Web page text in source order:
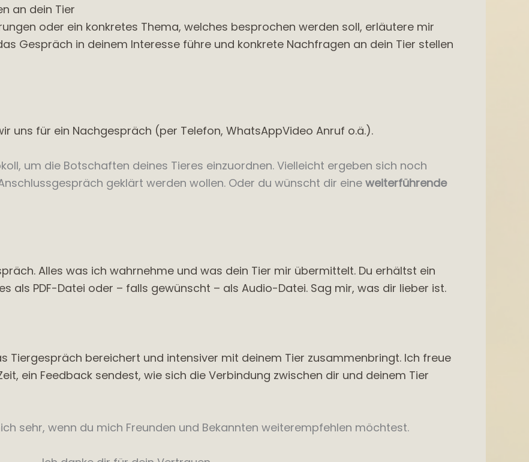
an dein Tier
oder ein konkretes Thema, welches besprochen werden soll, erläutere mir
Gespräch in deinem Interesse führe und konkrete Nachfragen an dein Tier stellen
uns für ein Nachgespräch (per Telefon, WhatsAppVideo Anruf o.ä.).
um die Botschaften deines Tieres einzuordnen. Vielleicht ergeben sich noch
geklärt werden wollen. Oder du wünscht dir eineweiterführende
Alles was ich wahrnehme und was dein Tier mir übermittelt. Du erhältst ein
als PDF-Datei oder – falls gewünscht – als Audio-Datei. Sag mir, was dir lieber ist.
Tiergespräch bereichert und intensiver mit deinem Tier zusammenbringt. Ich freue
ein Feedback sendest, wie sich die Verbindung zwischen dir und deinem Tier
sehr, wenn du mich Freunden und Bekannten weiterempfehlen möchtest.